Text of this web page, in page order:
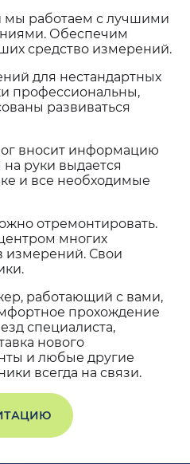
мы работаем с лучшими
Обеспечим
средство измерений.
для нестандартных
профессиональны,
развиваться
вносит информацию
руки выдается
и все необходимые
отремонтировать.
многих
измерений. Свои
работающий с вами,
прохождение
специалиста,
нового
и любые другие
всегда на связи.